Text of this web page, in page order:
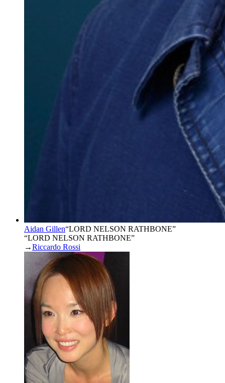
Aidan Gillen“LORD NELSON RATHBONE”
“LORD NELSON RATHBONE”
→Riccardo Rossi